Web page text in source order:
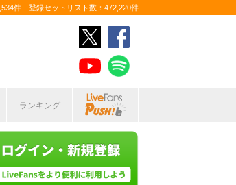
件 登録セットリスト数：472,220件
ランキング